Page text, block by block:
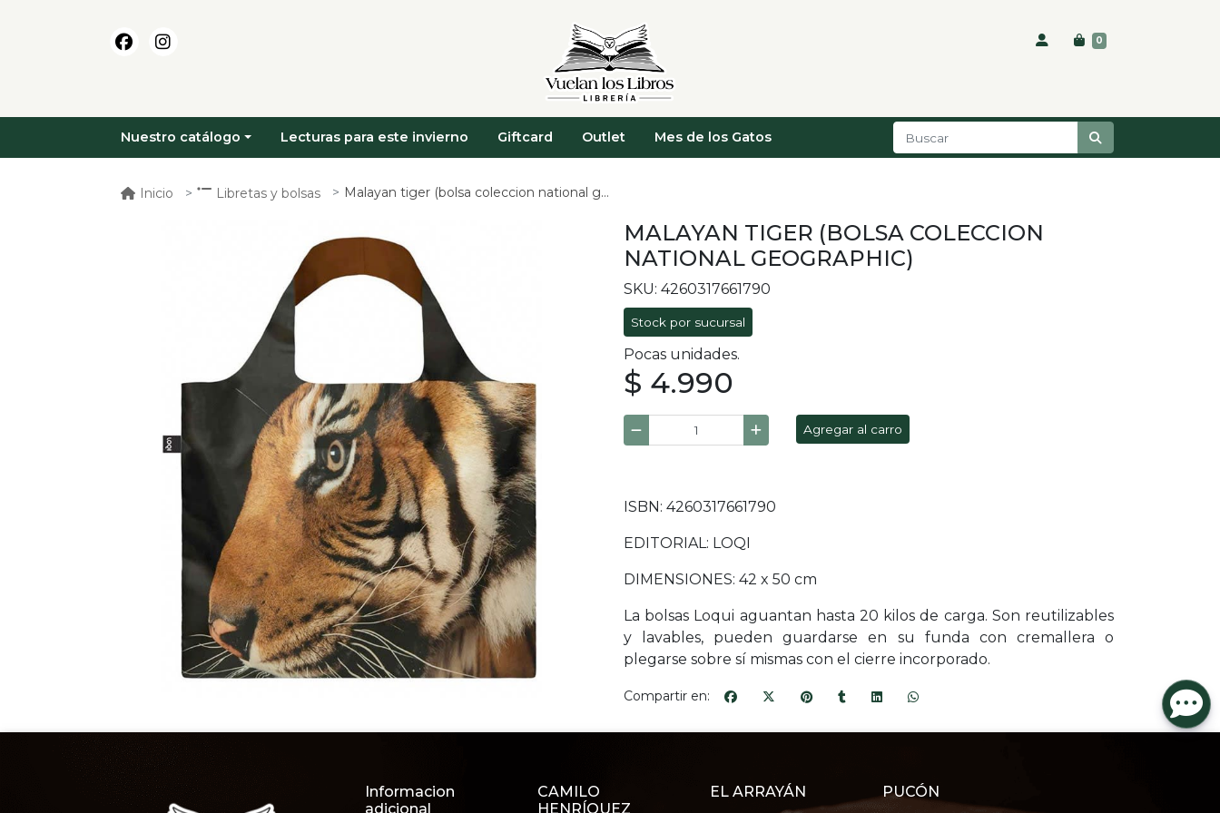
0
Nuestro catálogo Lecturas para este invierno Giftcard Outlet Mes de los Gatos
Inicio Libretas y bolsas Malayan tiger (bolsa coleccion national geographic)
MALAYAN TIGER (BOLSA COLECCION
NATIONAL GEOGRAPHIC)
SKU: 4260317661790
Stock por sucursal
Pocas unidades.
$ 4.990
Agregar al carro
ISBN: 4260317661790
EDITORIAL: LOQI
DIMENSIONES: 42 x 50 cm
La bolsas Loqui aguantan hasta 20 kilos de carga. Son reutilizables
y lavables, pueden guardarse en su funda con cremallera o
plegarse sobre sí mismas con el cierre incorporado.
Compartir en:
Informacion
adicional
CAMILO
HENRÍQUEZ
EL ARRAYÁN PUCÓN